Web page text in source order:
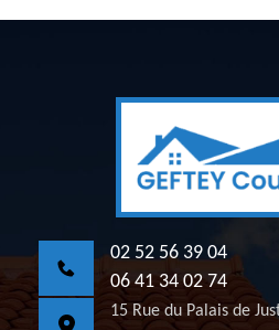
02 52 56 39 04
06 41 34 02 74
15 Rue du Palais de